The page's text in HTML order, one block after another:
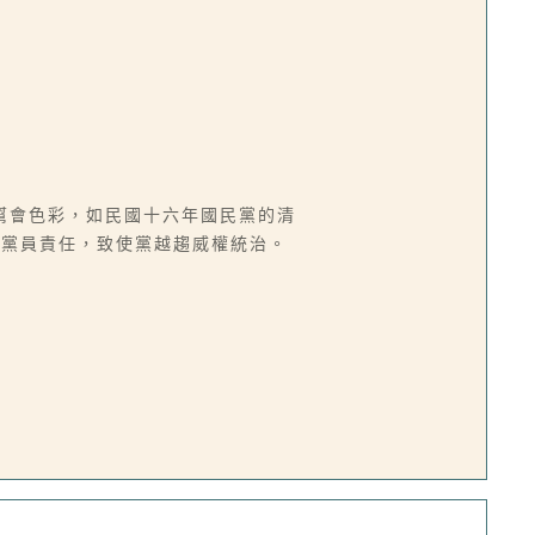
色彩，如民國十六年國民黨的清
員責任，致使黨越趨威權統治。